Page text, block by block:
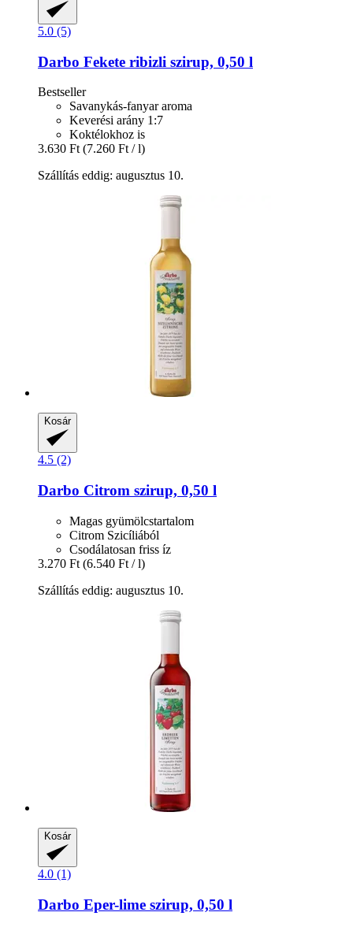
5.0 (5)
Darbo Fekete ribizli szirup, 0,50 l
Bestseller
Savanykás-fanyar aroma
Keverési arány 1:7
Koktélokhoz is
3.630 Ft (7.260 Ft / l)
Szállítás eddig: augusztus 10.
Kosár
4.5 (2)
Darbo Citrom szirup, 0,50 l
Magas gyümölcstartalom
Citrom Szicíliából
Csodálatosan friss íz
3.270 Ft (6.540 Ft / l)
Szállítás eddig: augusztus 10.
Kosár
4.0 (1)
Darbo Eper-​lime szirup, 0,50 l